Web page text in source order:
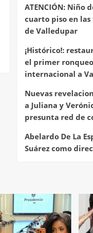
ATENCIÓN: Niño
cuarto piso en
de Valledupar
¡Histórico!:
el primer
internacional a
Nuevas
a Juliana y
presunta red de
Abelardo De La
Suárez como